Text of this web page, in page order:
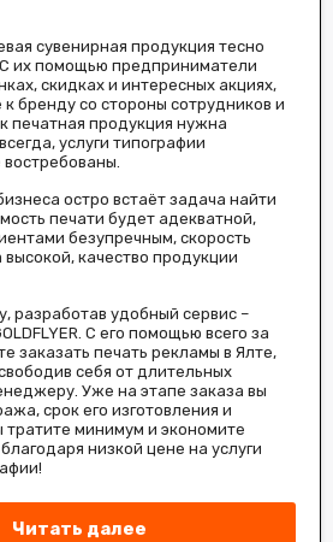
сувенирная продукция тесно
их помощью предприниматели
скидках и интересных акциях,
бренду со стороны сотрудников и
печатная продукция нужна
услуги типографии
востребованы.
остро встаёт задача найти
печати будет адекватной,
безупречным, скорость
качество продукции
разработав удобный сервис –
С его помощью всего за
заказать печать рекламы в Ялте,
себя от длительных
Уже на этапе заказа вы
срок его изготовления и
тратите минимум и экономите
низкой цене на услуги
Читать далее